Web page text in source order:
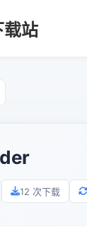
载站
12 次下载